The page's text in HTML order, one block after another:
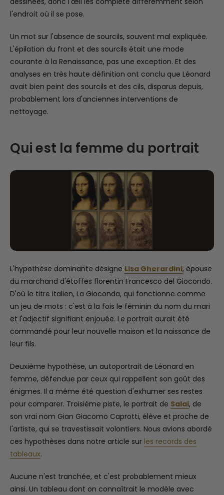
l'endroit où il se pose.
Un mot sur l'absence de sourcils, souvent mal expliquée.
L'épilation du front et des sourcils était une mode
courante à la Renaissance, pas une exception. Et des
analyses en très haute définition ont conclu que Léonard
avait bien peint des sourcils et des cils, disparus depuis,
probablement lors d'anciennes interventions de
nettoyage.
Qui est la femme du portrait
L'hypothèse dominante désigne Lisa Gherardini, épouse
du marchand d'étoffes florentin Francesco del Giocondo.
D'où le titre italien, La Gioconda, qui fonctionne comme
un jeu de mots : c'est à la fois le féminin du nom du mari
et l'adjectif signifiant enjouée. Le portrait aurait été
commandé pour leur nouvelle maison et la naissance de
leur fils.
Deuxième hypothèse, un autoportrait de Léonard en
femme, défendue par ceux qui rappellent son goût des
énigmes. Il a même été question d'exhumer ses restes
pour comparer. Troisième piste, le portrait de Salai, de
son vrai nom Gian Giacomo Caprotti, élève et proche de
l'artiste, qui se travestissait volontiers. Nous avions abordé
ces hypothèses dans notre article sur les records des
tableaux.
Aucune n'est tranchée, et c'est probablement mieux
ainsi. Un tableau dont on connaîtrait le modèle avec